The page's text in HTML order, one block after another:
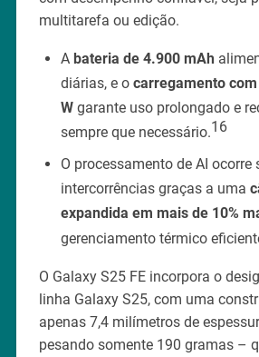
multitarefa ou edição.
A bateria de 4.900 mAh
diárias, e ocarregamento
Wgarante uso prolongado e
sempre que necessário.16
O processamento de AI ocorre
intercorrências graças a uma
expandida em mais de 10%
gerenciamento térmico
O Galaxy S25 FE incorpora o
linha Galaxy S25, com uma
apenas 7,4 milímetros de
pesando somente 190 gramas –